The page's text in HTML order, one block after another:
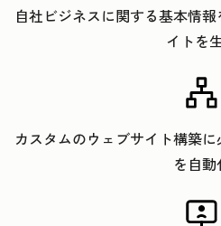
自社ビジネスに関する基本情
イトを
カスタムのウェブサイト構築
を自動